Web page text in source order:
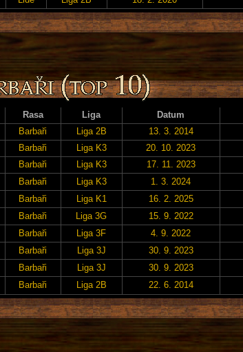
Rasa Liga Datum
Barbaři Liga 2B 13. 3. 2014
Barbaři Liga K3 20. 10. 2023
Barbaři Liga K3 17. 11. 2023
Barbaři Liga K3 1. 3. 2024
Barbaři Liga K1 16. 2. 2025
Barbaři Liga 3G 15. 9. 2022
Barbaři Liga 3F 4. 9. 2022
Barbaři Liga 3J 30. 9. 2023
Barbaři Liga 3J 30. 9. 2023
Barbaři Liga 2B 22. 6. 2014